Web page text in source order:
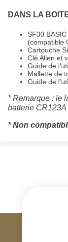
DANS LA
SF30
(compatible
Cartouche
Clé Allen et
Guide de
Mallette de
Guide de
* Remarque : le
batterie CR123A
* Non